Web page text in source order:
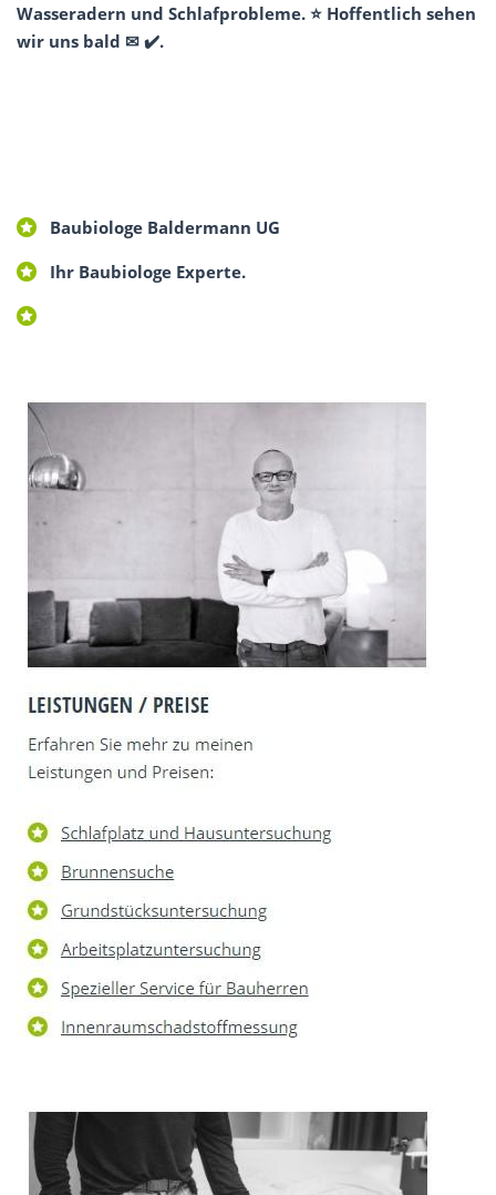
Wasseradern und Schlafprobleme. ⭐ Hoffentlich sehen
wir uns bald ✉ ✔️.
Baubiologe Baldermann UG
Ihr Baubiologe Experte.